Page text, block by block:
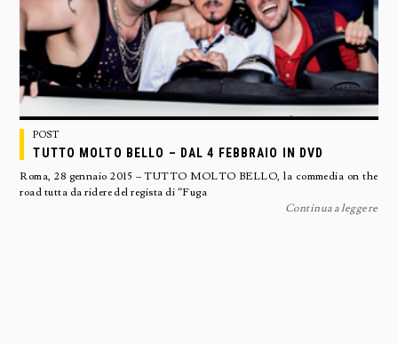
POST
TUTTO MOLTO BELLO – DAL 4 FEBBRAIO IN DVD
Roma, 28 gennaio 2015 – TUTTO MOLTO BELLO, la commedia on the
road tutta da ridere del regista di “Fuga
Continua a leggere